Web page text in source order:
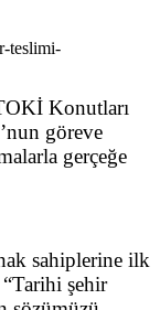
teslimi-
Konutları
göreve
gerçeğe
sahiplerine ilk
şehir